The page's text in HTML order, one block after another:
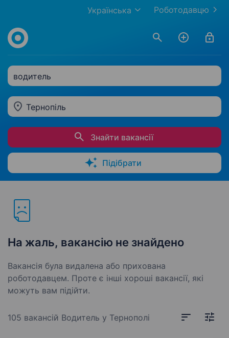
Роботодавцю
Українська
водитель
Тернопіль
Знайти вакансії
Підібрати
На жаль, вакансію не знайдено
Вакансія була видалена або прихована
роботодавцем. Проте є інші хороші вакансії, які
можуть вам підійти.
105 вакансій Водитель у Тернополі